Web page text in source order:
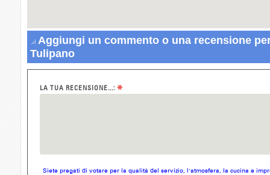
Aggiungi un commento o una recensione
Tulipano
LA TUA RECENSIONE...: *
Siete pregati di votare per la qualità del servizio, l'atmosfera, la cucina e